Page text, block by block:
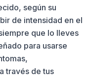
según su
de intensidad en el
que lo lleves
para usarse
través de tus